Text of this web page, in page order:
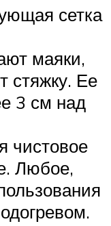
сетка
маяки,
стяжку. Ее
3 см над
чистовое
Любое,